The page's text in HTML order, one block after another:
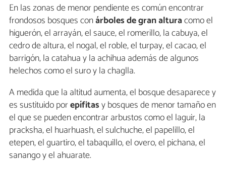
En las zonas de menor pendiente es común encontrar
frondosos bosques conárboles de gran alturacomo el
higuerón, el arrayán, el sauce, el romerillo, la cabuya, el
cedro de altura, el nogal, el roble, el turpay, el cacao, el
barrigón, la catahua y la achihua además de algunos
helechos como el suro y la chaglla.
A medida que la altitud aumenta, el bosque desaparece y
es sustituido porepífitasy bosques de menor tamaño en
el que se pueden encontrar arbustos como el laguir, la
pracksha, el huarhuash, el sulchuche, el papelillo, el
etepen, el guartiro, el tabaquillo, el overo, el pichana, el
sanango y el ahuarate.